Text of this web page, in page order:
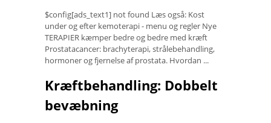
$config[ads_text1] not found Læs også: Kost
under og efter kemoterapi - menu og regler Nye
TERAPIER kæmper bedre og bedre med kræft
Prostatacancer: brachyterapi, strålebehandling,
hormoner og fjernelse af prostata. Hvordan ...
Kræftbehandling: Dobbelt
bevæbning